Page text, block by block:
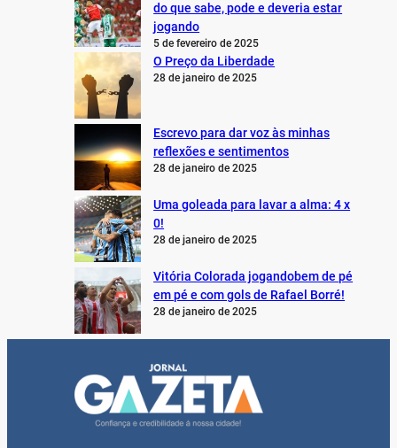
do que sabe, pode e deveria estar
jogando
5 de fevereiro de 2025
O Preço da Liberdade
28 de janeiro de 2025
Escrevo para dar voz às minhas
reflexões e sentimentos
28 de janeiro de 2025
Uma goleada para lavar a alma: 4 x
0!
28 de janeiro de 2025
Vitória Colorada jogandobem de pé
em pé e com gols de Rafael Borré!
28 de janeiro de 2025